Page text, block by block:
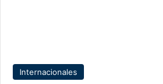
Internacionales